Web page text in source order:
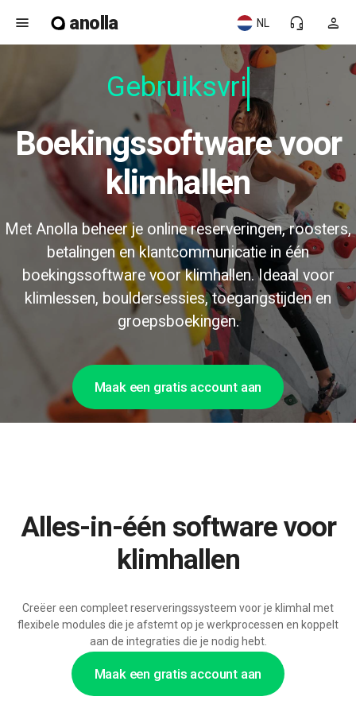
menu anolla person
headset_mic
NL
Gebruiksvrie
Boekingssoftware voor
klimhallen
Met Anolla beheer je online reserveringen, roosters,
betalingen en klantcommunicatie in één
boekingssoftware voor klimhallen. Ideaal voor
klimlessen, bouldersessies, toegangstijden en
groepsboekingen.
Maak een gratis account aan
Maak een gratis account aan
Alles-in-één software voor
klimhallen
Creëer een compleet reserveringssysteem voor je klimhal met
flexibele modules die je afstemt op je werkprocessen en koppelt
aan de integraties die je nodig hebt.